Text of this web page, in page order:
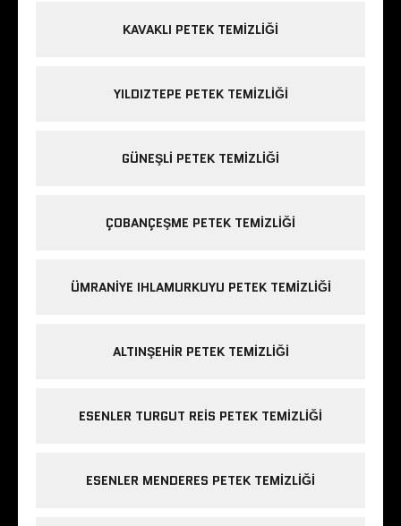
KAVAKLI PETEK TEMIZLIĞI
YILDIZTEPE PETEK TEMIZLIĞI
GÜNEŞLI PETEK TEMIZLIĞI
ÇOBANÇEŞME PETEK TEMIZLIĞI
ÜMRANIYE IHLAMURKUYU PETEK TEMIZLIĞI
ALTINŞEHIR PETEK TEMIZLIĞI
ESENLER TURGUT REIS PETEK TEMIZLIĞI
ESENLER MENDERES PETEK TEMIZLIĞI